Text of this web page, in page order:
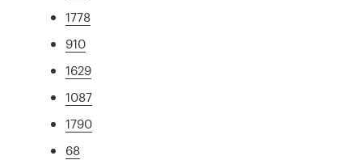
1778
910
1629
1087
1790
68